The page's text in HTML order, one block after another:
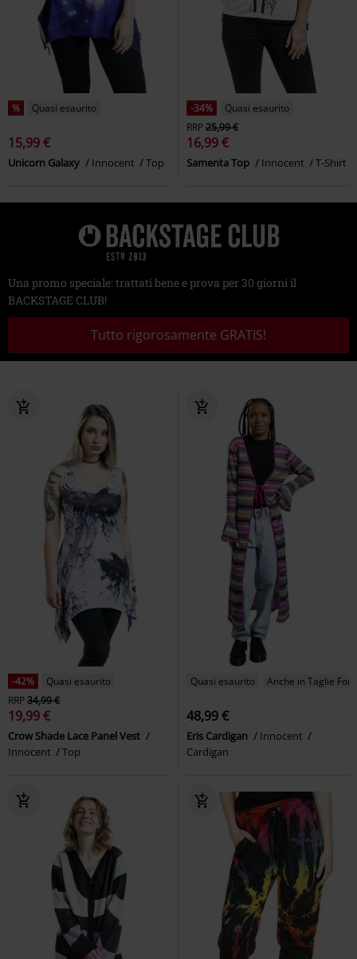
% Quasi esaurito
15,99 €
Unicorn Galaxy Innocent Top
-34%
Quasi esaurito
RRP25,99 €
16,99 €
Samenta Top Innocent T-Shirt
Una promo speciale: trattati bene e prova per 30 giorni il
BACKSTAGE CLUB!
Tutto rigorosamente GRATIS!
-42%
Quasi esaurito
RRP34,99 €
19,99 €
Crow Shade Lace Panel Vest
Innocent
Top
Quasi esaurito Anche in Taglie Forti
48,99 €
Eris Cardigan
Innocent
Cardigan